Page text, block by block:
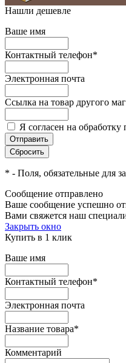
Нашли дешевле
Ваше имя
Контактный телефон*
Электронная почта
Ссылка на товар другого
Я согласен на
* - Поля, обязательные для
Сообщение отправлено
Ваше сообщение успешно
Вами свяжется наш
Закрыть окно
Купить в 1 клик
Ваше имя
Контактный телефон*
Электронная почта
Название товара*
Комментарий